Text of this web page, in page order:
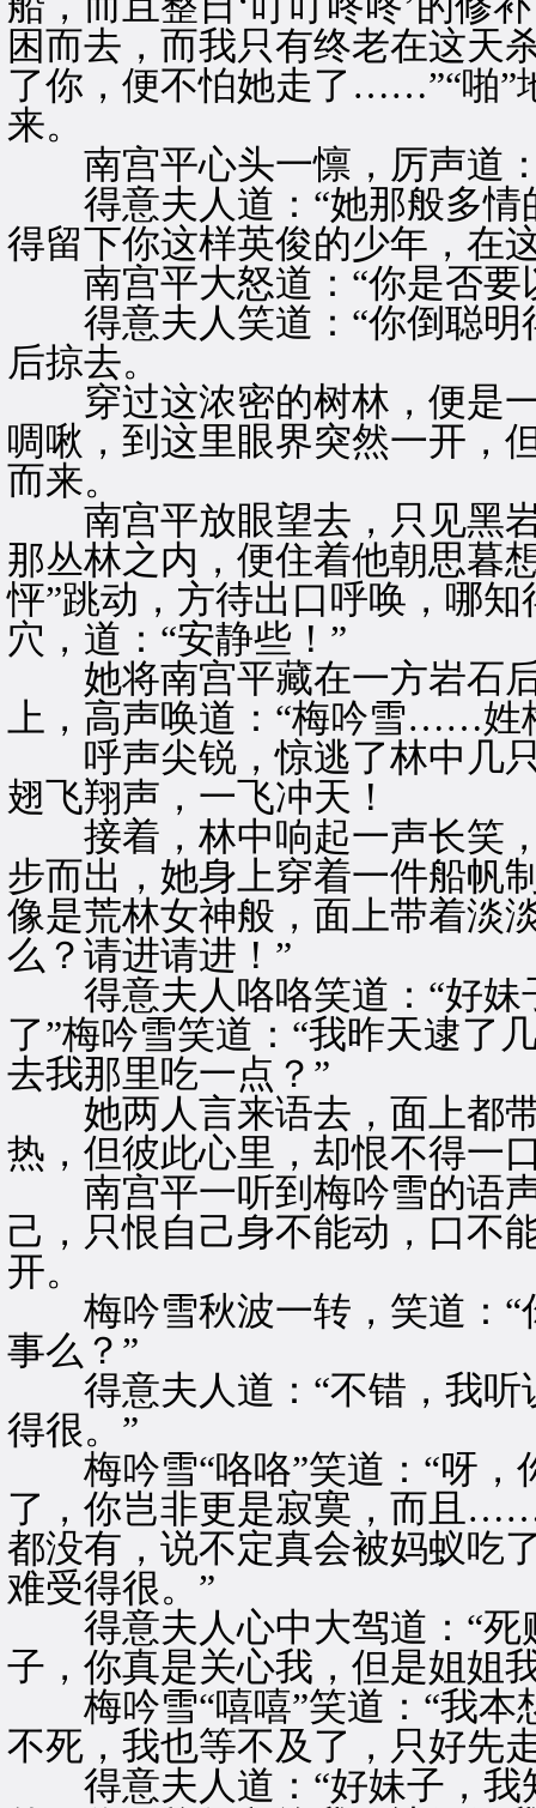
困而去，而我只有终老在这
了你，便不怕她走了……”“啪”
来。
南宫平心头一懔，厉声道：
得意夫人道：“她那般多情
得留下你这样英俊的少年，在
南宫平大怒道：“你是否要
得意夫人笑道：“你倒聪明
后掠去。
穿过这浓密的树林，便是一
啁啾，到这里眼界突然一开，
而来。
南宫平放眼望去，只见黑岩
那丛林之内，便住着他朝思暮
怦”跳动，方待出口呼唤，哪
穴，道：“安静些！”
她将南宫平藏在一方岩石后
上，高声唤道：“梅吟雪……姓
呼声尖锐，惊逃了林中几只
翅飞翔声，一飞冲天！
接着，林中响起一声长笑，
步而出，她身上穿着一件船帆
像是荒林女神般，面上带着淡
么？请进请进！”
得意夫人咯咯笑道：“好妹
了”梅吟雪笑道：“我昨天逮了
去我那里吃一点？”
她两人言来语去，面上都带
热，但彼此心里，却恨不得一
南宫平一听到梅吟雪的语声
己，只恨自己身不能动，口不
开。
梅吟雪秋波一转，笑道：“
事么？”
得意夫人道：“不错，我听
得很。”
梅吟雪“咯咯”笑道：“呀，
了，你岂非更是寂寞，而且
都没有，说不定真会被妈蚁吃
难受得很。”
得意夫人心中大驾道：“死
子，你真是关心我，但是姐姐
梅吟雪“嘻嘻”笑道：“我本
不死，我也等不及了，只好
得意夫人道：“好妹子，我